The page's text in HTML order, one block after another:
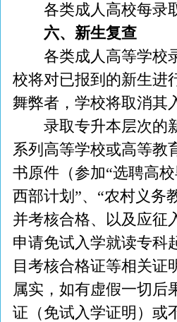
各类成人高校每录取
六、新生复查
各类成人高等学校录
校将对已报到的新生进
舞弊者，学校将取消其
录取专升本层次的新
系列高等学校或高等教
书原件（参加“选聘高
西部计划”、“农村义务
并考核合格、以及应征
申请免试入学就读专科
目考核合格证等相关证
属实，如有虚假一切后
证（免试入学证明）或